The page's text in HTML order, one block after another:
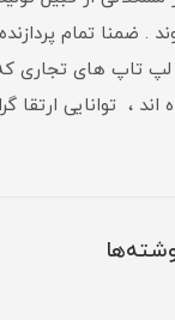
ضمنا تمام
لپ تاپ های تجاری
، توانایی ارتقا